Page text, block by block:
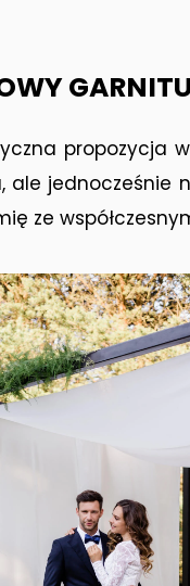
propozycja
ale jednocześnie
ze